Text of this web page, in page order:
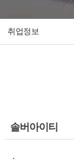
취업정보
솔버아이티
.